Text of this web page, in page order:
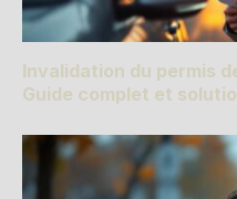
Invalidation du permis
Guide complet et